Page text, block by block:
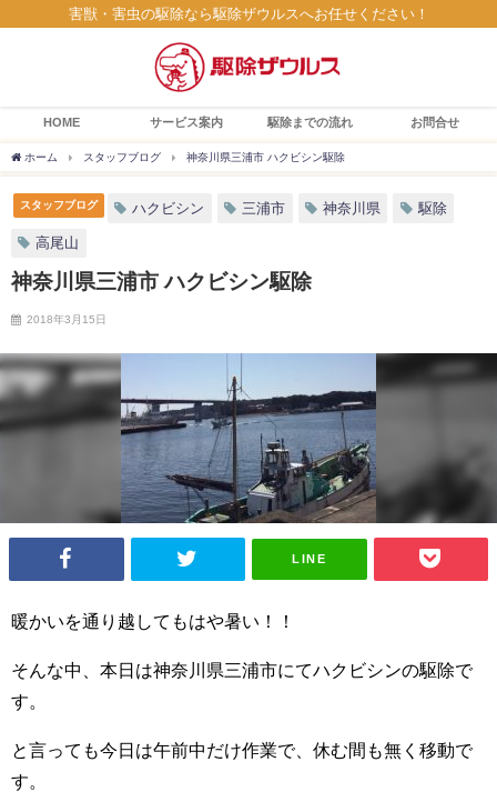
害獣・害虫の駆除なら駆除ザウルスへお任せください！
HOME サービス案内 駆除までの流れ お問合せ
ホーム スタッフブログ 神奈川県三浦市 ハクビシン駆除
スタッフブログ ハクビシン 三浦市 神奈川県 駆除
高尾山
神奈川県三浦市 ハクビシン駆除
2018年3月15日
LINE
暖かいを通り越してもはや暑い！！
そんな中、本日は神奈川県三浦市にてハクビシンの駆除で
す。
と言っても今日は午前中だけ作業で、休む間も無く移動で
す。